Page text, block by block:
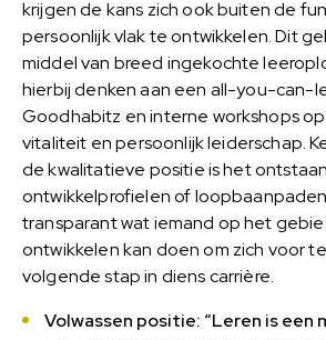
krijgen de kans zich ook buiten de
persoonlijk vlak te ontwikkelen. Dit
middel van breed ingekochte
hierbij denken aan een all-you-can-
Goodhabitz en interne workshops
vitaliteit en persoonlijk leiderschap.
de kwalitatieve positie is het
ontwikkelprofielen of
transparant wat iemand op het
ontwikkelen kan doen om zich voor
volgende stap in diens carrière.
Volwassen positie: “Leren is een